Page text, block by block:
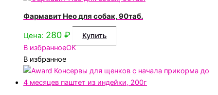
Фармавит Нео для собак, 90таб.
Цена: 280 ₽
Купить
В избранноеOK
В избранное